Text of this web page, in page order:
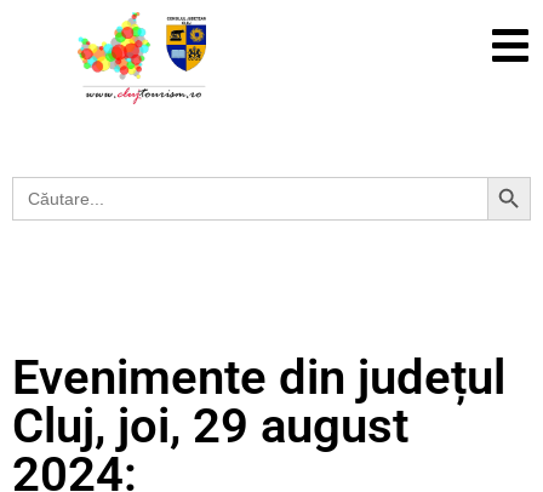
Search
for:
Search Button
Evenimente din județul
Cluj, joi, 29 august
2024: